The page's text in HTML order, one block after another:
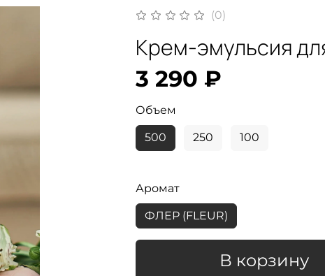
(0)
Крем-эмульсия
3 290 ₽
В корзину
Объем
500 250 100
Аромат
ФЛЕР (FLEUR)